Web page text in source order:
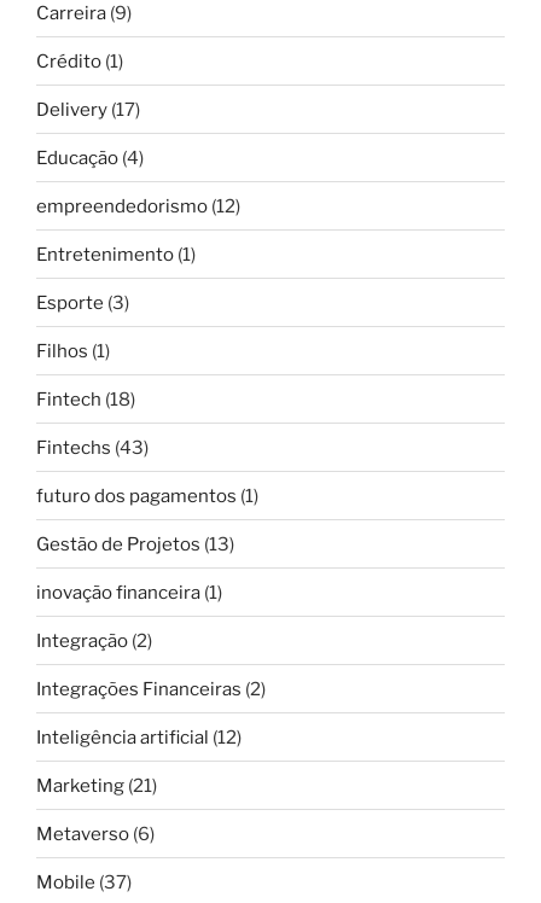
Carreira (9)
Crédito (1)
Delivery (17)
Educação (4)
empreendedorismo (12)
Entretenimento (1)
Esporte (3)
Filhos (1)
Fintech (18)
Fintechs (43)
futuro dos pagamentos (1)
Gestão de Projetos (13)
inovação financeira (1)
Integração (2)
Integrações Financeiras (2)
Inteligência artificial (12)
Marketing (21)
Metaverso (6)
Mobile (37)